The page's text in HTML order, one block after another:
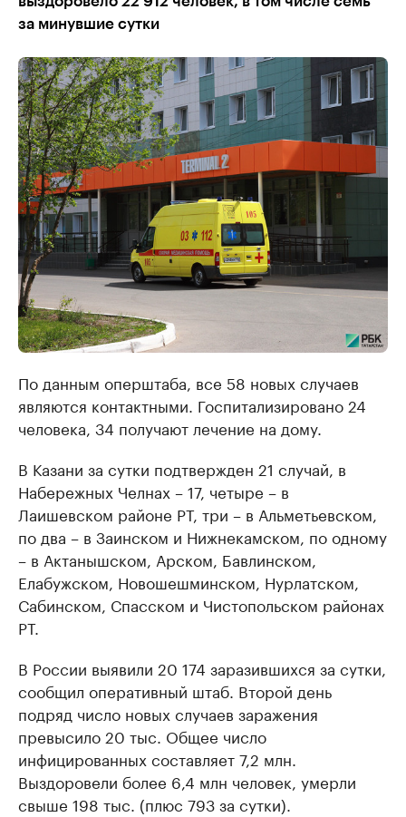
за минувшие сутки
По данным оперштаба, все 58 новых случаев
являются контактными. Госпитализировано 24
человека, 34 получают лечение на дому.
В Казани за сутки подтвержден 21 случай, в
Набережных Челнах – 17, четыре – в
Лаишевском районе РТ, три – в Альметьевском,
по два – в Заинском и Нижнекамском, по одному
– в Актанышском, Арском, Бавлинском,
Елабужском, Новошешминском, Нурлатском,
Сабинском, Спасском и Чистопольском районах
РТ.
В России выявили 20 174 заразившихся за сутки,
сообщил оперативный штаб. Второй день
подряд число новых случаев заражения
превысило 20 тыс. Общее число
инфицированных составляет 7,2 млн.
Выздоровели более 6,4 млн человек, умерли
свыше 198 тыс. (плюс 793 за сутки).